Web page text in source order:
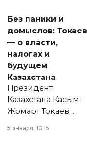
Без паники и
домыслов: Токаев
— о власти,
налогах и
будущем
Казахстана
Президент
Казахстана Касым-
Жомарт Токаев
сразу несколько
5 января, 10:15